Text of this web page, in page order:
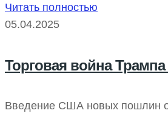
Читать полностью
05.04.2025
Торговая война
Введение США новых пошлин